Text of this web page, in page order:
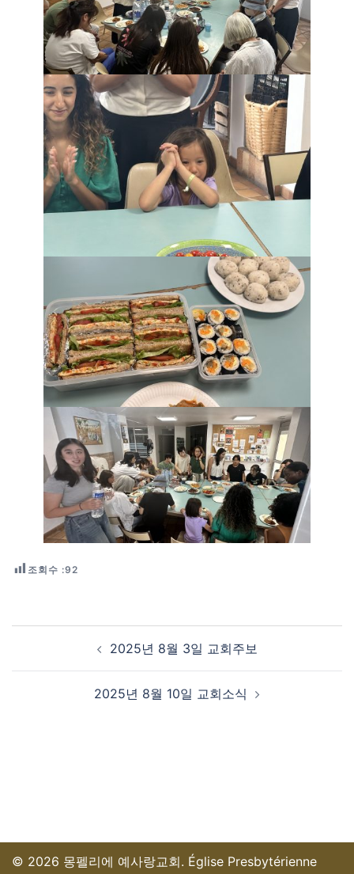
조회수 :92
Post navigation
2025년 8월 3일 교회주보
2025년 8월 10일 교회소식
© 2026 몽펠리에 예사랑교회. Église Presbytérienne